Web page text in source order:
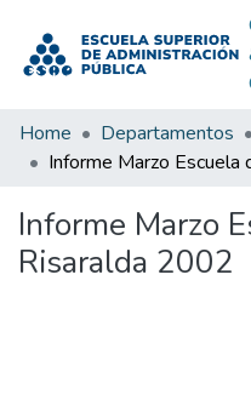
Home Departamentos
Informe Marzo
Risaralda 2002